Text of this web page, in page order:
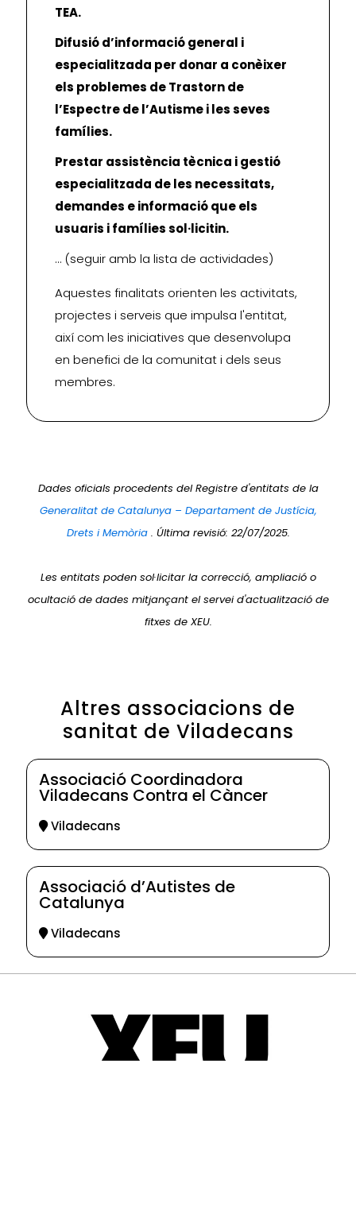
TEA.
Difusió d’informació general i
especialitzada per donar a conèixer
els problemes de Trastorn de
l’Espectre de l’Autisme i les seves
famílies.
Prestar assistència tècnica i gestió
especialitzada de les necessitats,
demandes e informació que els
usuaris i famílies sol·licitin.
… (seguir amb la lista de actividades)
Aquestes finalitats orienten les activitats,
projectes i serveis que impulsa l'entitat,
així com les iniciatives que desenvolupa
en benefici de la comunitat i dels seus
membres.
Dades oficials procedents del Registre d'entitats de la
Generalitat de Catalunya – Departament de Justícia,
Drets i Memòria . Última revisió: 22/07/2025.
Les entitats poden sol·licitar la correcció, ampliació o
ocultació de dades mitjançant el servei d'actualització de
fitxes de XEU.
Altres associacions de
sanitat de Viladecans
Associació Coordinadora
Viladecans Contra el Càncer
Viladecans
Associació d’Autistes de
Catalunya
Viladecans